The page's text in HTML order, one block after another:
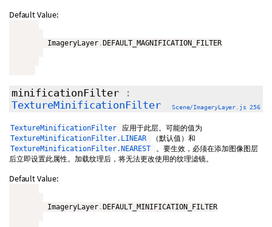
Default Value:
         ImageryLayer
. DEFAULT_MAGNIFICATION_FILTER
minificationFilter
:
TextureMinificationFilter
Scene/ImageryLayer.js 256
TextureMinificationFilter 应用于此层。可能的值为
TextureMinificationFilter.LINEAR （默认值）和
TextureMinificationFilter.NEAREST
。要生效，必须在添加图像图层
后立即设置此属性。加载纹理后，将无法更改使用的纹理滤镜。
Default Value:
         ImageryLayer
. DEFAULT_MINIFICATION_FILTER